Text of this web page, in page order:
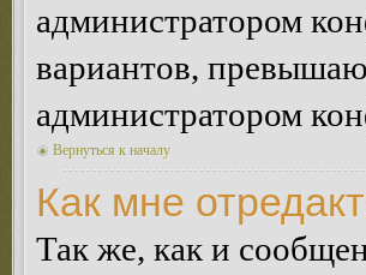
администратором
вариантов,
администратором
Вернуться к началу
Как мне
Так же, как и